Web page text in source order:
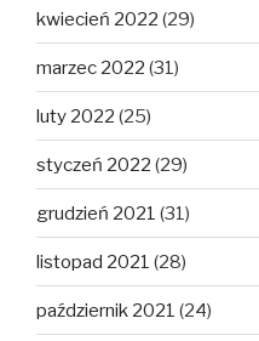
kwiecień 2022 (29)
marzec 2022 (31)
luty 2022 (25)
styczeń 2022 (29)
grudzień 2021 (31)
listopad 2021 (28)
październik 2021 (24)